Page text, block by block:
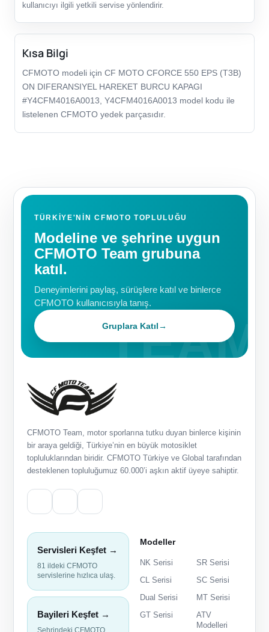
kullanıcıyı ilgili yetkili servise yönlendirir.
Kısa Bilgi
CFMOTO modeli için CF MOTO CFORCE 550 EPS (T3B)
ON DIFERANSIYEL HAREKET BURCU KAPAGI
#Y4CFM4016A0013, Y4CFM4016A0013 model kodu ile
listelenen CFMOTO yedek parçasıdır.
TÜRKIYE'NIN CFMOTO TOPLULUĞU
Modeline ve şehrine uygun
CFMOTO Team grubuna
katıl.
Deneyimlerini paylaş, sürüşlere katıl ve binlerce
CFMOTO kullanıcısıyla tanış.
Gruplara Katıl→
CFMOTO Team, motor sporlarına tutku duyan binlerce kişinin
bir araya geldiği, Türkiye’nin en büyük motosiklet
topluluklarından biridir. CFMOTO Türkiye ve Global tarafından
desteklenen topluluğumuz 60.000’i aşkın aktif üyeye sahiptir.
Servisleri Keşfet →
81 ildeki CFMOTO
servislerine hızlıca ulaş.
Bayileri Keşfet →
Modeller
NK Serisi
SR Serisi
CL Serisi
SC Serisi
Dual Serisi
MT Serisi
GT Serisi
ATV
Modelleri